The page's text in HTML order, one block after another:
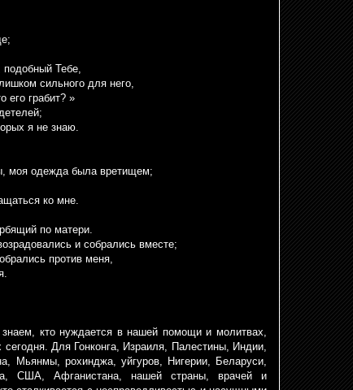
подобный Тебе,
сильного для него,
его грабит? »
я не знаю.
моя одежда была вретищем;
ко мне.
по матери.
и собрались вместе;
против меня,
кто нуждается в нашей помощи и молитвах,
Для Гонконга, Израиля, Палестины, Индии,
Мьянмы, рохинджа, уйгуров, Нигерии, Беларуси,
США, Афганистана, нашей страны, врачей и